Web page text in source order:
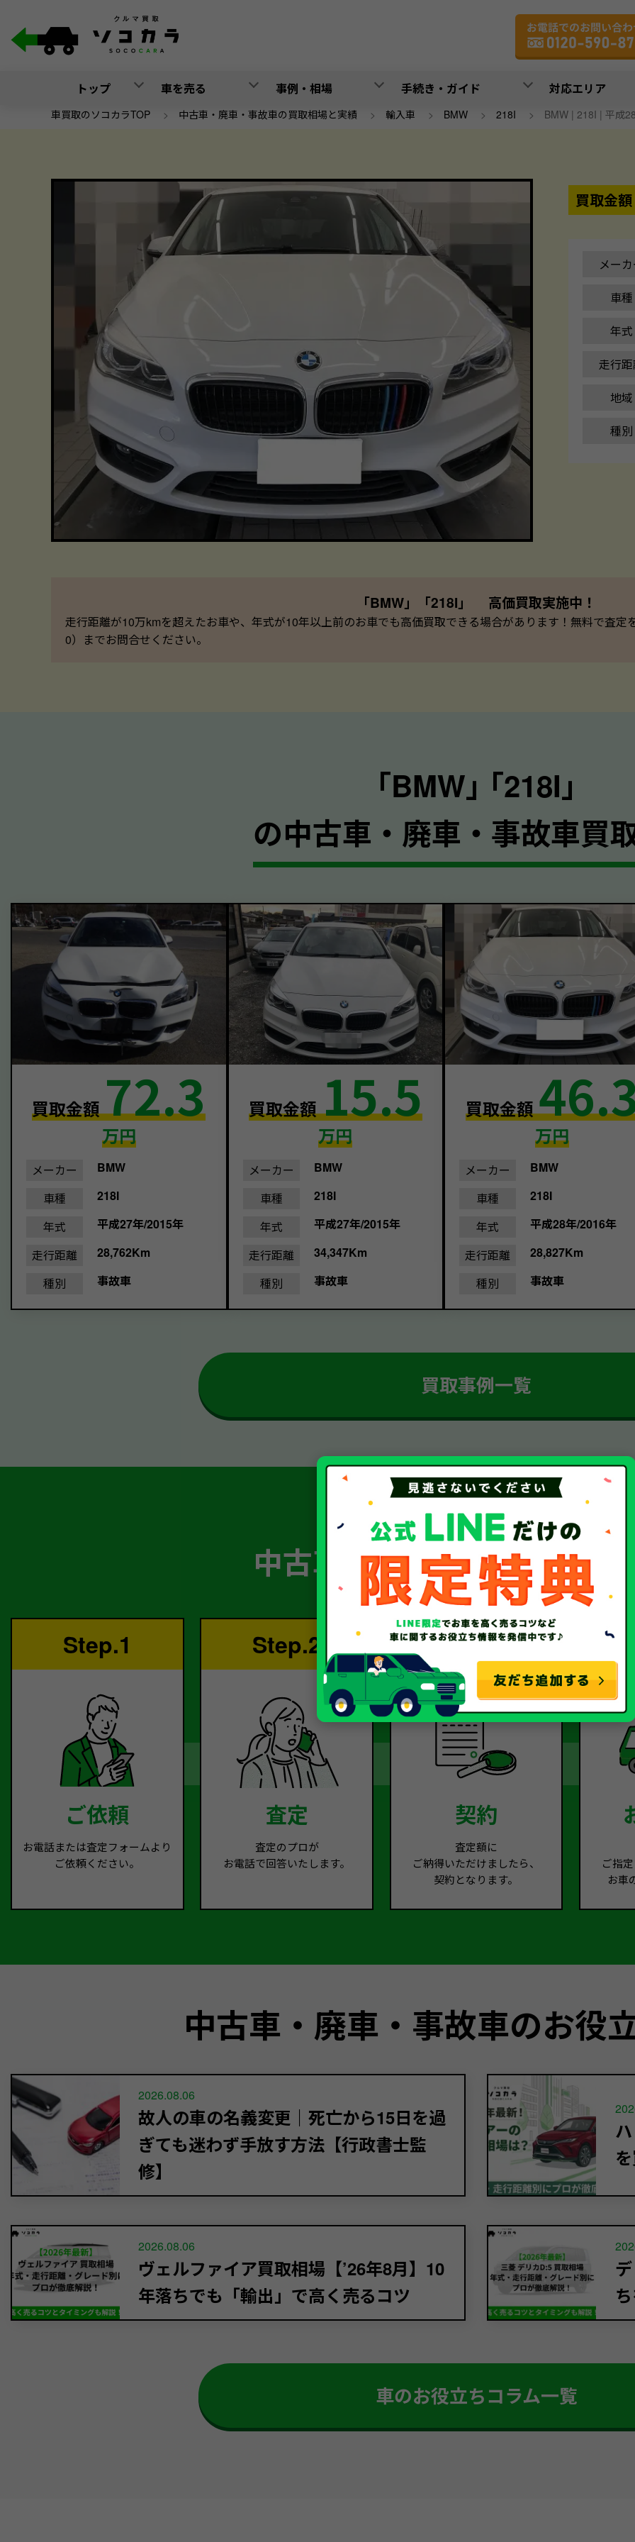
トップ 車を売る 事例・相場 手続き・ガイド 対応エリア
車買取のソコカラTOP > 中古車・廃車・事故車の買取相場と実績 > 輸入車 > BMW > 218I > BMW | 218I | 平成
買取金額
メー
車種
年式
走行
地域
種別
「BMW」「218I」 高価買取実施中！
走行距離が10万kmを超えたお車や、年式が10年以上前のお車でも高価買取できる場合があります！無料で査定
0）までお問合せください。
｢BMW｣ ｢218I｣
の中古車・廃車・事故車買
買取金額72.3
万円
メーカー
BMW
車種
218I
年式
平成27年/2015年
走行距離
28,762Km
種別
事故車
買取金額15.5
万円
メーカー
BMW
車種
218I
年式
平成27年/2015年
走行距離
34,347Km
種別
事故車
買取金額
万円
メーカー
BMW
車種
218I
年式
平成28年/2016年
走行距離
28,827Km
種別
事故車
買取事例一覧
簡単 5ステップ！
中古車・廃車・事故車買取
Step.1
ご依頼
お電話または査定フォームより
ご依頼ください。
Step.2
査定
査定のプロが
お電話で回答いたします。
Step.3
契約
査定額に
ご納得いただけましたら、
契約となります。
ご指
お車
中古車・廃車・事故車のお役
2026.08.06
故人の車の名義変更｜死亡から15日を過
ぎても迷わず手放す方法【行政書士監
修】
2026.08.06
ヴェルファイア買取相場【’26年8月】10
年落ちでも「輸出」で高く売るコツ
車のお役立ちコラム一覧